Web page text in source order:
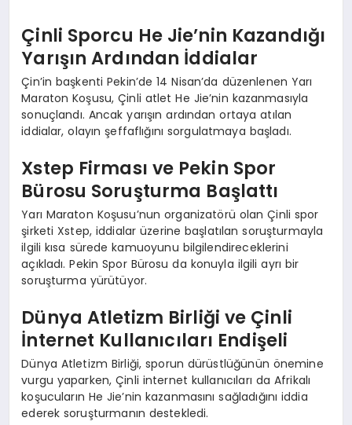
Çinli Sporcu He Jie’nin Kazandığı
Yarışın Ardından İddialar
Çin’in başkenti Pekin’de 14 Nisan’da düzenlenen Yarı
Maraton Koşusu, Çinli atlet He Jie’nin kazanmasıyla
sonuçlandı. Ancak yarışın ardından ortaya atılan
iddialar, olayın şeffaflığını sorgulatmaya başladı.
Xstep Firması ve Pekin Spor
Bürosu Soruşturma Başlattı
Yarı Maraton Koşusu’nun organizatörü olan Çinli spor
şirketi Xstep, iddialar üzerine başlatılan soruşturmayla
ilgili kısa sürede kamuoyunu bilgilendireceklerini
açıkladı. Pekin Spor Bürosu da konuyla ilgili ayrı bir
soruşturma yürütüyor.
Dünya Atletizm Birliği ve Çinli
İnternet Kullanıcıları Endişeli
Dünya Atletizm Birliği, sporun dürüstlüğünün önemine
vurgu yaparken, Çinli internet kullanıcıları da Afrikalı
koşucuların He Jie’nin kazanmasını sağladığını iddia
ederek soruşturmanın destekledi.